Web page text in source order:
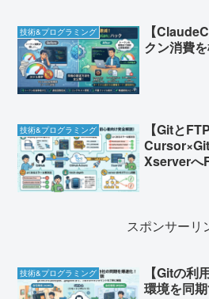
技術&プログラミング
【
クン消費
技術&プログラミング
【Gitと
Xserverへ
スポンサーリ
技術&プログラミング
【Gitの利
環境を同